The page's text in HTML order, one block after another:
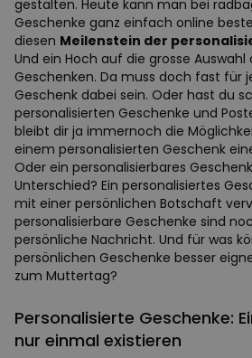
gestalten. Heute kann man bei
Geschenke ganz einfach online
diesen Meilenstein der
Und ein Hoch auf die grosse
Geschenken. Da muss doch fast für
Geschenk dabei sein. Oder hast du
personalisierten Geschenke und
bleibt dir ja immernoch die
einem personalisierten Geschenk
Oder ein personalisierbares
Unterschied? Ein personalisiertes
mit einer persönlichen Botschaft
personalisierbare Geschenke sind
persönliche Nachricht. Und für was
persönlichen Geschenke besser
zum Muttertag?
Personalisierte Geschenke:
nur einmal existieren